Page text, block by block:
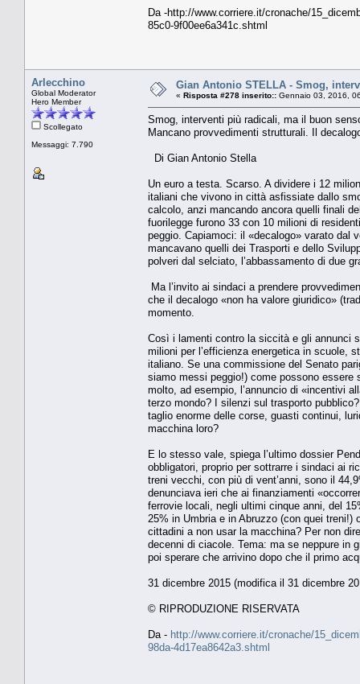
Da -http://www.corriere.it/cronache/
85c0-9f00ee6a341c.shtml
Arlecchino
Global Moderator
Hero Member
Scollegato
Messaggi: 7.790
Gian Antonio STELLA - Smog,
« Risposta #278 inserito:: Gennaio 03, 2016,
Smog, interventi più radicali, ma il buon
Mancano provvedimenti strutturali. Il
Di Gian Antonio Stella
Un euro a testa. Scarso. A dividere i 12
italiani che vivono in città asfissiate dallo
calcolo, anzi mancando ancora quelli finali
fuorilegge furono 33 con 10 milioni di
peggio. Capiamoci: il «decalogo» varato dal
mancavano quelli dei Trasporti e dello
polveri dal selciato, l’abbassamento di due
Ma l’invito ai sindaci a prendere
che il decalogo «non ha valore giuridico»
momento.
Così i lamenti contro la siccità e gli annunci
milioni per l’efficienza energetica in scuole,
italiano. Se una commissione del Senato
siamo messi peggio!) come possono
molto, ad esempio, l’annuncio di «incentivi
terzo mondo? I silenzi sul trasporto
taglio enorme delle corse, guasti continui,
macchina loro?
E lo stesso vale, spiega l’ultimo dossier
obbligatori, proprio per sottrarre i sindaci ai
treni vecchi, con più di vent’anni, sono il
denunciava ieri che ai finanziamenti
ferrovie locali, negli ultimi cinque anni, del
25% in Umbria e in Abruzzo (con quei
cittadini a non usar la macchina? Per non
decenni di ciacole. Tema: ma se neppure in
poi sperare che arrivino dopo che il primo
31 dicembre 2015 (modifica il 31 dicembre
© RIPRODUZIONE RISERVATA
Da - http://www.corriere.it/cronache/
98da-4d17ea8642a3.shtml